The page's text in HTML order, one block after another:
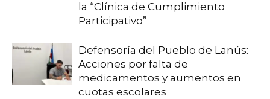
la “Clínica de Cumplimiento
Participativo”
Defensoría del Pueblo de Lanús:
Acciones por falta de
medicamentos y aumentos en
cuotas escolares